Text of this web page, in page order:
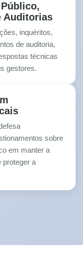
Auditorias
inquéritos,
de auditoria,
técnicas
gestores.
sobre
em manter a
proteger a